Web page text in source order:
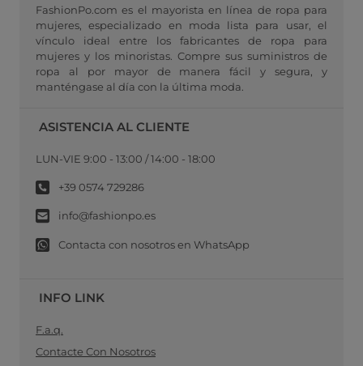
FashionPo.com es el mayorista en línea de ropa para
mujeres, especializado en moda lista para usar, el
vínculo ideal entre los fabricantes de ropa para
mujeres y los minoristas. Compre sus suministros de
ropa al por mayor de manera fácil y segura, y
manténgase al día con la última moda.
ASISTENCIA AL CLIENTE
LUN-VIE 9:00 - 13:00 / 14:00 - 18:00
+39 0574 729286
info@fashionpo.es
Contacta con nosotros en WhatsApp
INFO LINK
F.a.q.
Contacte Con Nosotros